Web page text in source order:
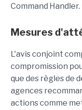
Command Handler.
Mesures
L'avis conjoint
compromission
que des règles de
agences
actions comme